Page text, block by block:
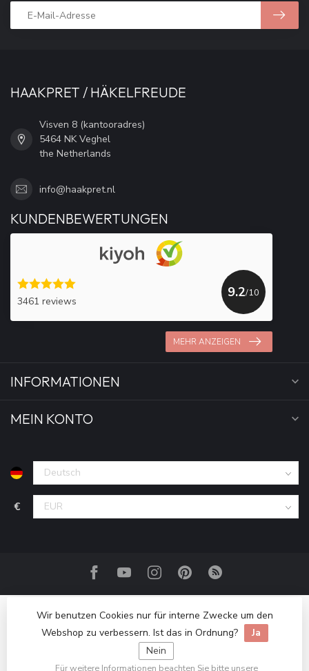
HAAKPRET / HÄKELFREUDE
Visven 8 (kantooradres)
5464 NK Veghel
the Netherlands
info@haakpret.nl
KUNDENBEWERTUNGEN
3461 reviews
9.2/10
MEHR ANZEIGEN
INFORMATIONEN
MEIN KONTO
€
Wir benutzen Cookies nur für interne Zwecke um den
Webshop zu verbessern. Ist das in Ordnung?
Ja
Nein
Für weitere Informationen beachten Sie bitte unsere